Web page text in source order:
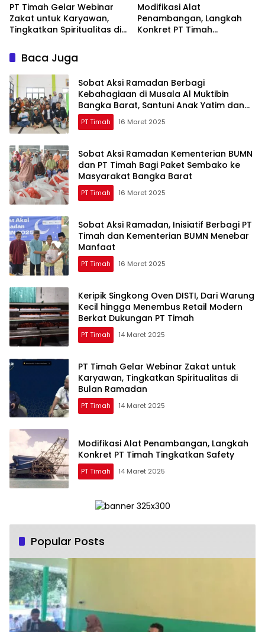
PT Timah Gelar Webinar
Zakat untuk Karyawan,
Tingkatkan Spiritualitas di
Modifikasi Alat
Penambangan, Langkah
Konkret PT Timah
Baca Juga
Sobat Aksi Ramadan Berbagi
Kebahagiaan di Musala Al Muktibin
Bangka Barat, Santuni Anak Yatim dan
Piatu
PT Timah 16 Maret 2025
Sobat Aksi Ramadan Kementerian BUMN
dan PT Timah Bagi Paket Sembako ke
Masyarakat Bangka Barat
PT Timah 16 Maret 2025
Sobat Aksi Ramadan, Inisiatif Berbagi PT
Timah dan Kementerian BUMN Menebar
Manfaat
PT Timah 16 Maret 2025
Keripik Singkong Oven DISTI, Dari Warung
Kecil hingga Menembus Retail Modern
Berkat Dukungan PT Timah
PT Timah 14 Maret 2025
PT Timah Gelar Webinar Zakat untuk
Karyawan, Tingkatkan Spiritualitas di
Bulan Ramadan
PT Timah 14 Maret 2025
Modifikasi Alat Penambangan, Langkah
Konkret PT Timah Tingkatkan Safety
PT Timah 14 Maret 2025
Popular Posts